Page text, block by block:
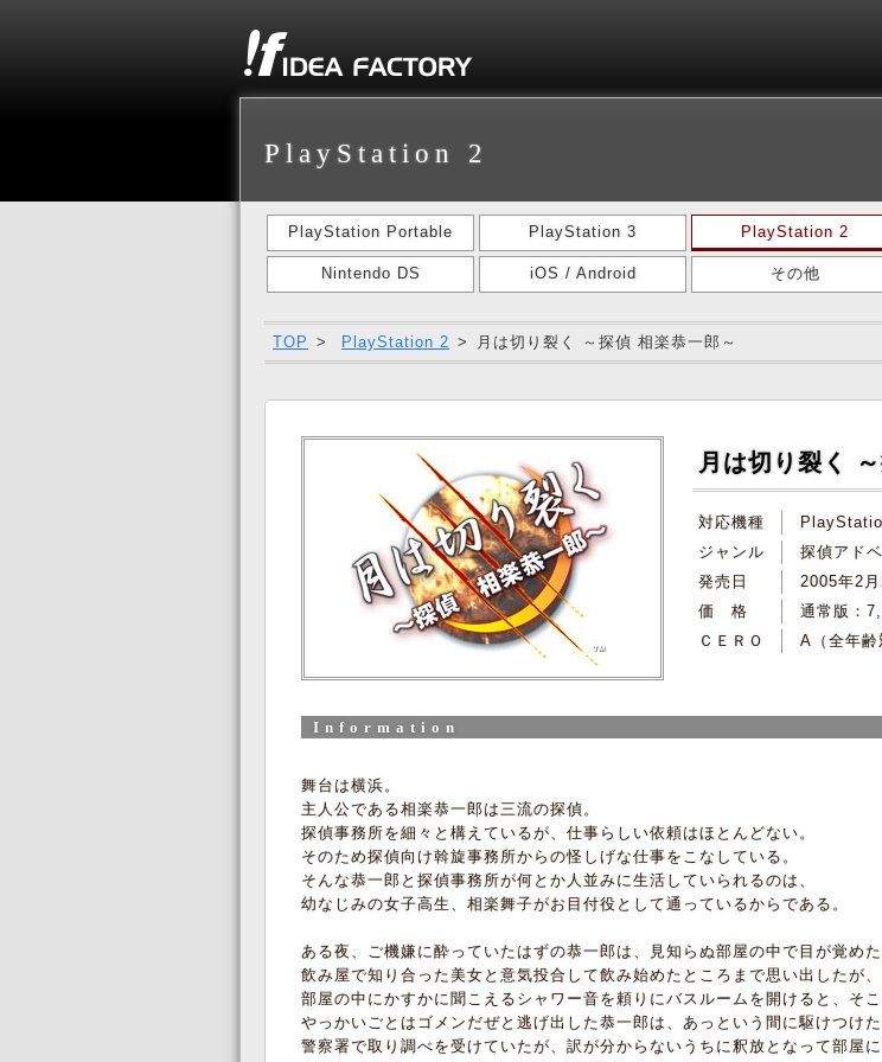
PlayStation 2
PlayStation Portable PlayStation 3 PlayStation 2
Nintendo DS iOS / Android その他
TOP > PlayStation 2 > 月は切り裂く ～探偵 相楽恭一郎～
月は切り裂く
対応機種
ジャンル
探偵アド
発売日
2005年2月
価 格
通常版：
ＣＥＲＯ
A（全年齢
Information
舞台は横浜。
主人公である相楽恭一郎は三流の探偵。
探偵事務所を細々と構えているが、仕事らしい依頼はほとんどない。
そのため探偵向け斡旋事務所からの怪しげな仕事をこなしている。
そんな恭一郎と探偵事務所が何とか人並みに生活していられるのは、
幼なじみの女子高生、相楽舞子がお目付役として通っているからである。
ある夜、ご機嫌に酔っていたはずの恭一郎は、見知らぬ部屋の中で目が覚めた
飲み屋で知り合った美女と意気投合して飲み始めたところまで思い出したが、
部屋の中にかすかに聞こえるシャワー音を頼りにバスルームを開けると、そ
やっかいごとはゴメンだぜと逃げ出した恭一郎は、あっという間に駆けつけ
警察署で取り調べを受けていたが、訳が分からないうちに釈放となって部屋